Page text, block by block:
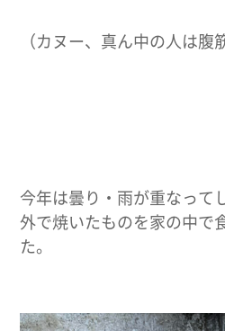
（カヌー、真ん中の人は腹
今年は曇り・雨が重なって
外で焼いたものを家の中で
た。